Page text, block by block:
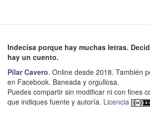
Indecisa porque hay muchas letras.
hay un cuento.
Pilar Cavero. Online desde 2018. También
en Facebook. Baneada y orgullosa.
Puedes compartir sin modificar ni con fines
que indiques fuente y autoría. Licencia